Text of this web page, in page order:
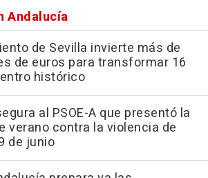
Andalucía
de Sevilla invierte más de
de euros para transformar 16
histórico
al PSOE-A que presentó la
verano contra la violencia de
de junio